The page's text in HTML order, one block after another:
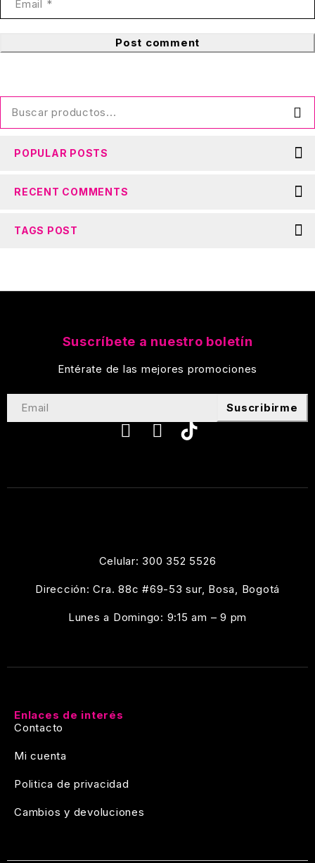
Post comment
POPULAR POSTS
RECENT COMMENTS
TAGS POST
Celular: 300 352 5526
Dirección: Cra. 88c #69-53 sur, Bosa, Bogotá
Lunes a Domingo: 9:15 am – 9 pm
Enlaces de interés
Contacto
Mi cuenta
Politica de privacidad
Cambios y devoluciones
Suscríbete a nuestro boletín
Entérate de las mejores promociones
Suscribirme